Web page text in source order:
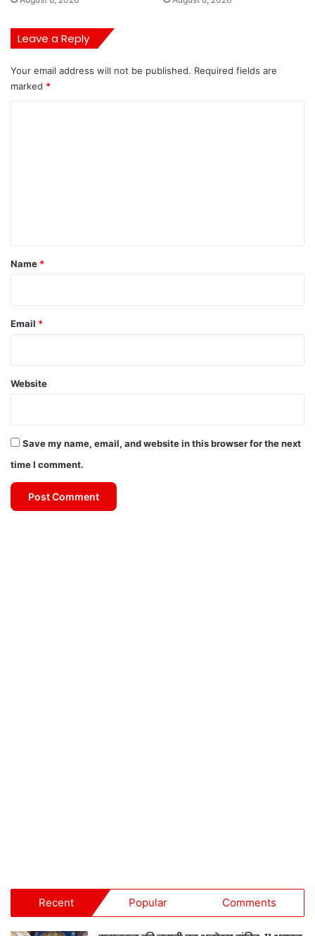
Leave a Reply
Your email address will not be published. Required fields are
marked *
*
Name *
Email *
Website
Save my name, email, and website in this browser for the next
time I comment.
Recent Popular Comments